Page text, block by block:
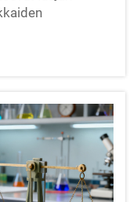
eri
edistyneisiin
tulee